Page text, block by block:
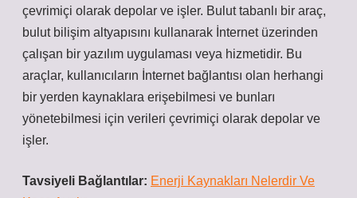
çevrimiçi olarak depolar ve işler. Bulut tabanlı bir araç,
bulut bilişim altyapısını kullanarak İnternet üzerinden
çalışan bir yazılım uygulaması veya hizmetidir. Bu
araçlar, kullanıcıların İnternet bağlantısı olan herhangi
bir yerden kaynaklara erişebilmesi ve bunları
yönetebilmesi için verileri çevrimiçi olarak depolar ve
işler.
Tavsiyeli Bağlantılar: Enerji Kaynakları Nelerdir Ve